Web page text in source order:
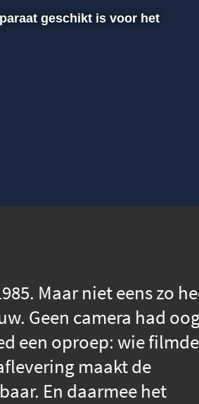
geschikt is voor het
Maar niet eens zo
Geen camera had oog
een oproep: wie filmde
maakt de
En daarmee het